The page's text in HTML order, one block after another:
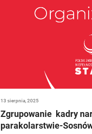
13 sierpnia, 2025
Zgrupowanie kadry
parakolarstwie-